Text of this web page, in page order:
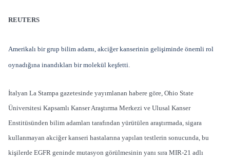
REUTERS
Amerikalı bir grup bilim adamı, akciğer kanserinin gelişiminde önemli rol
oynadığına inandıkları bir molekül keşfetti.
İtalyan La Stampa gazetesinde yayımlanan habere göre, Ohio State
Üniversitesi Kapsamlı Kanser Araştırma Merkezi ve Ulusal Kanser
Enstitüsünden bilim adamları tarafından yürütülen araştırmada, sigara
kullanmayan akciğer kanseri hastalarına yapılan testlerin sonucunda, bu
kişilerde EGFR geninde mutasyon görülmesinin yanı sıra MIR-21 adlı